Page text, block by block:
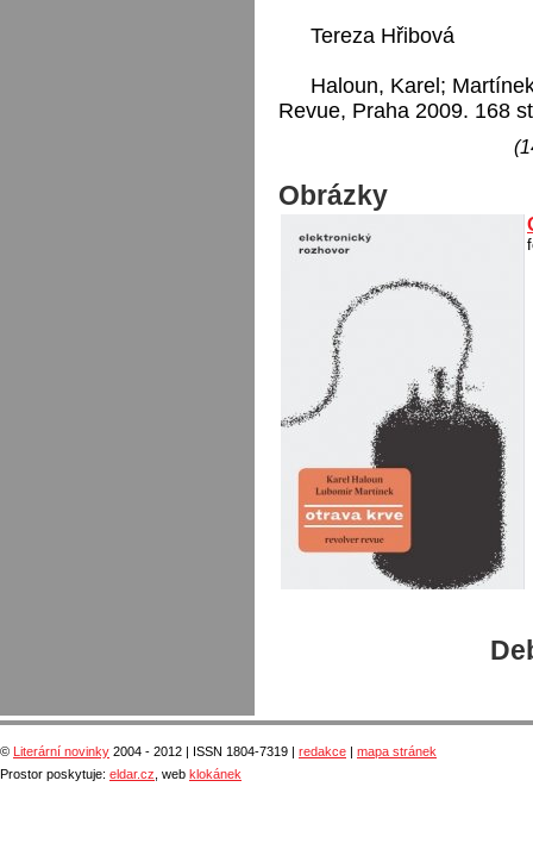
Tereza Hřibová
Haloun, Karel;
Revue, Praha 2009. 168
Obrázky
© Literární novinky 2004 - 2012 | ISSN 1804-7319 | redakce
mapa stránek
Prostor poskytuje: eldar.cz , web klokánek